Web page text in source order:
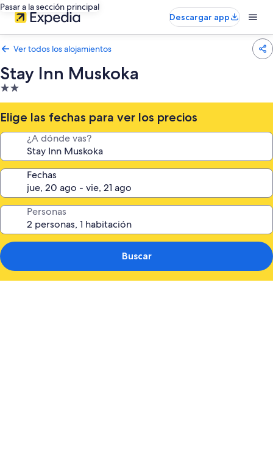
Pasar a la sección principal
Descargar app
Ver todos los alojamientos
Stay Inn Muskoka
Alojamiento
de
2.0 estrellas
Elige las fechas para ver los precios
¿A dónde vas?
Fechas
Personas
Buscar